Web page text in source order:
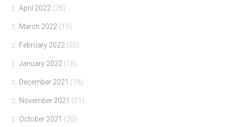
April 2022 (28)
March 2022 (19)
February 2022 (20)
January 2022 (18)
December 2021 (18)
November 2021 (21)
October 2021 (20)